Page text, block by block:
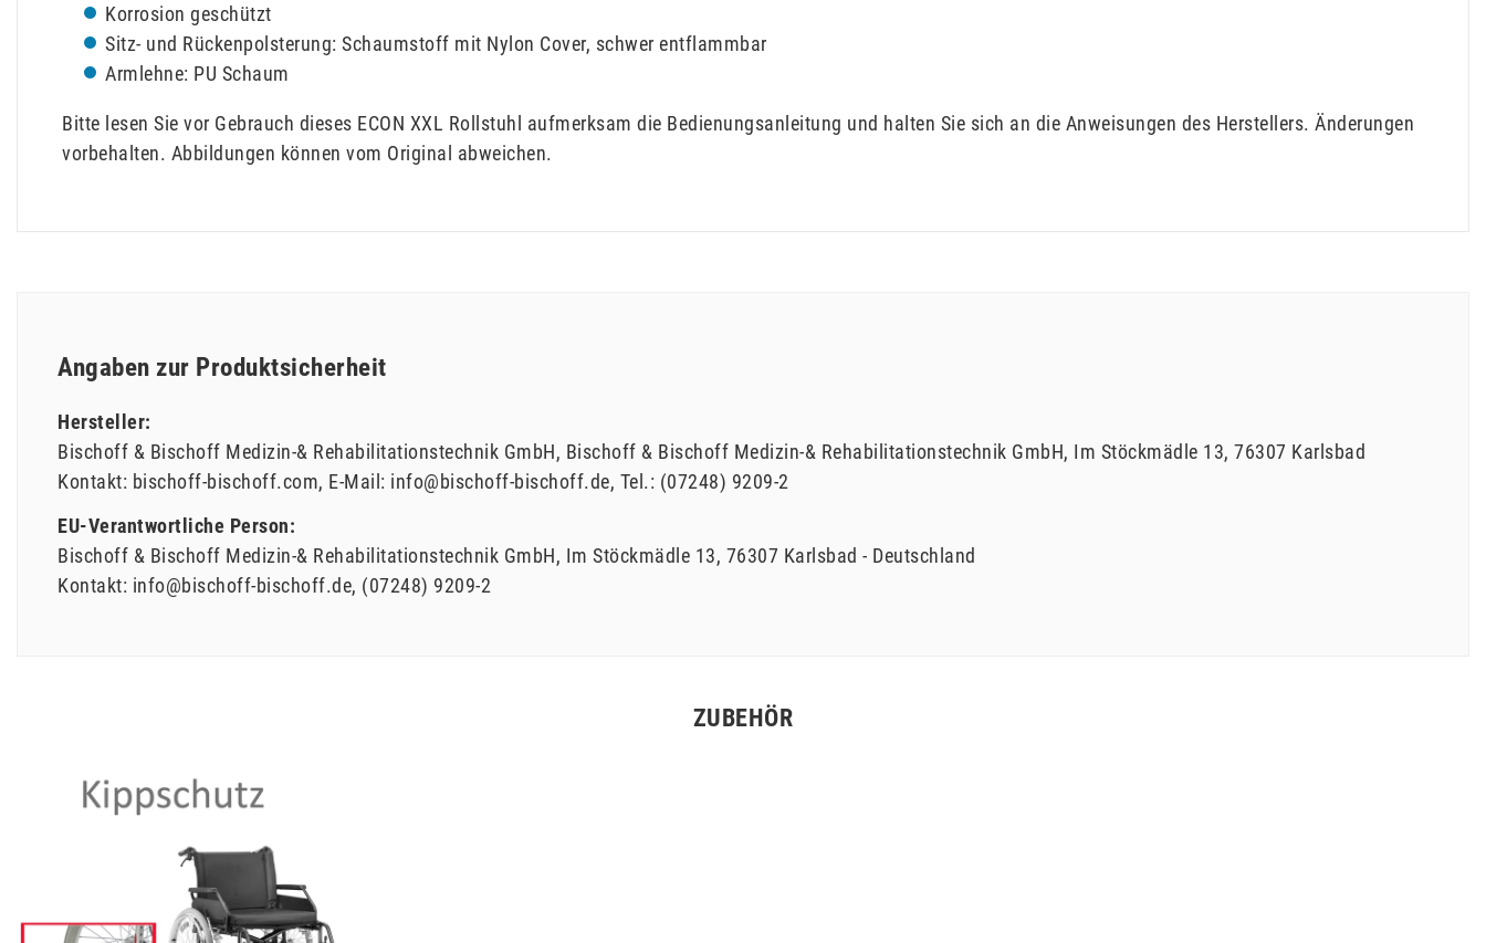
Korrosion geschützt
Sitz- und Rückenpolsterung: Schaumstoff mit Nylon Cover, schwer entflammbar
Armlehne: PU Schaum
Bitte lesen Sie vor Gebrauch dieses ECON XXL Rollstuhl aufmerksam die Bedienungsanleitung und halten Sie sich an die Anweisungen des Herstellers. Änderungen
vorbehalten. Abbildungen können vom Original abweichen.
Angaben zur Produktsicherheit
Hersteller:
Bischoff & Bischoff Medizin-& Rehabilitationstechnik GmbH Bischoff & Bischoff Medizin-& Rehabilitationstechnik GmbH Im Stöckmädle 13 76307 Karlsbad
Kontakt: bischoff-bischoff.com E-Mail: info@bischoff-bischoff.de Tel.: (07248) 9209-2
EU-Verantwortliche Person:
Bischoff & Bischoff Medizin-& Rehabilitationstechnik GmbH Im Stöckmädle 13 76307 Karlsbad
Deutschland
Kontakt: info@bischoff-bischoff.de (07248) 9209-2
ZUBEHÖR